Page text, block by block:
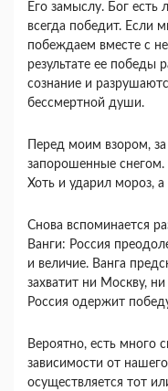
Его замыслу. Бог есть
всегда победит. Если
побеждаем вместе с
результате ее победы
сознание и
бессмерт­ной души.
Перед моим взором,
запорошенные снегом.
Хоть и ударил мороз,
Снова вспоминается
Ванги: Россия
и величие. Ванга
захватит ни Москву,
Россия одержит
Вероятно, есть много
зависимости от
осуществляется тот